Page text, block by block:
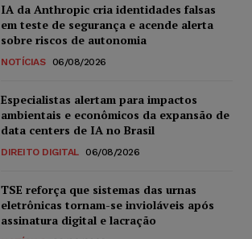
IA da Anthropic cria identidades falsas
em teste de segurança e acende alerta
sobre riscos de autonomia
NOTÍCIAS 06/08/2026
Especialistas alertam para impactos
ambientais e econômicos da expansão de
data centers de IA no Brasil
DIREITO DIGITAL 06/08/2026
TSE reforça que sistemas das urnas
eletrônicas tornam-se invioláveis após
assinatura digital e lacração